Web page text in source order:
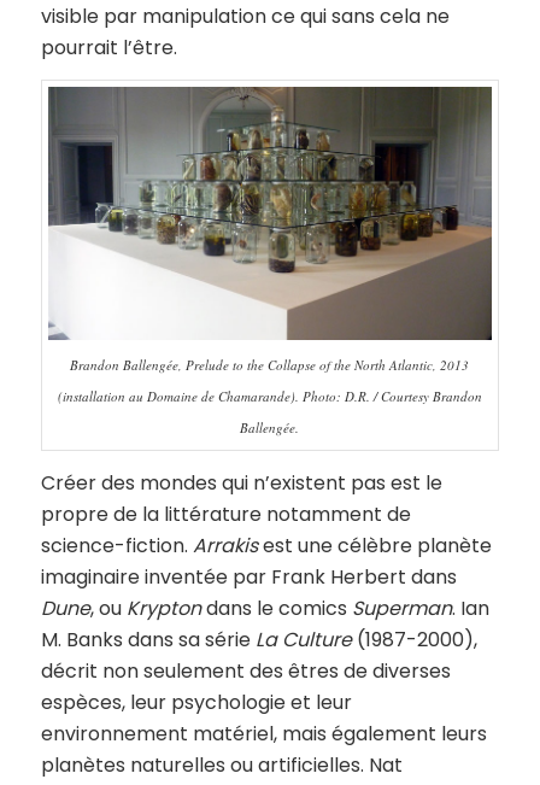
visible par manipulation ce qui sans cela ne
pourrait l’être.
Brandon Ballengée, Prelude to the Collapse of the North Atlantic, 2013
(installation au Domaine de Chamarande). Photo: D.R. / Courtesy Brandon
Ballengée.
Créer des mondes qui n’existent pas est le
propre de la littérature notamment de
science-fiction. Arrakisest une célèbre planète
imaginaire inventée par Frank Herbert dans
Dune, ou Kryptondans le comics Superman. Ian
M. Banks dans sa série La Culture(1987-2000),
décrit non seulement des êtres de diverses
espèces, leur psychologie et leur
environnement matériel, mais également leurs
planètes naturelles ou artificielles. Nat